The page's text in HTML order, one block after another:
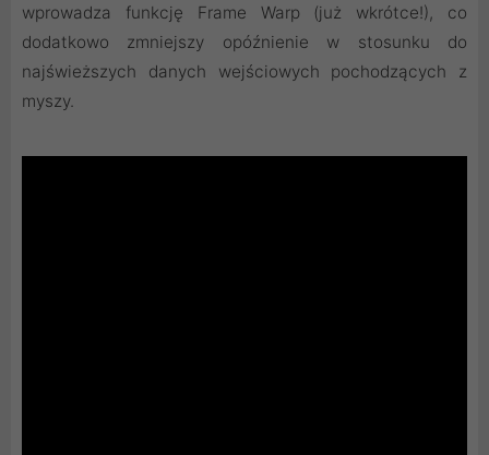
wprowadza funkcję Frame Warp (już wkrótce!), co
dodatkowo zmniejszy opóźnienie w stosunku do
najświeższych danych wejściowych pochodzących z
myszy.